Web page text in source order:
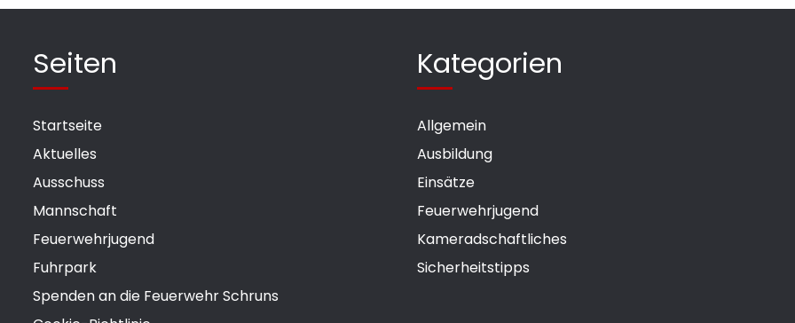
Seiten
Startseite
Aktuelles
Ausschuss
Mannschaft
Feuerwehrjugend
Fuhrpark
Spenden an die Feuerwehr Schruns
Kategorien
Allgemein
Ausbildung
Einsätze
Feuerwehrjugend
Kameradschaftliches
Sicherheitstipps